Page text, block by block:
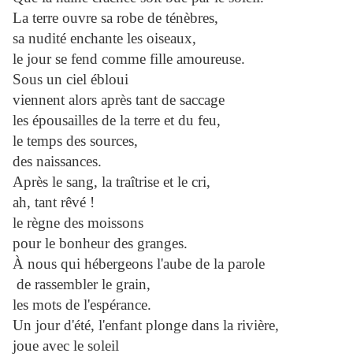
La terre ouvre sa robe de ténèbres,
sa nudité enchante les oiseaux,
le jour se fend comme fille amoureuse.
Sous un ciel ébloui
viennent alors après tant de saccage
les épousailles de la terre et du feu,
le temps des sources,
des naissances.
Après le sang, la traîtrise et le cri,
ah, tant rêvé !
le règne des moissons
pour le bonheur des granges.
À nous qui hébergeons l'aube de la parole
de rassembler le grain,
les mots de l'espérance.
Un jour d'été, l'enfant plonge dans la rivière,
joue avec le soleil